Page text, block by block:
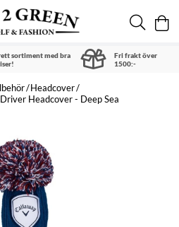
sortiment med bra
Fri frakt över
1500:-
Headcover
Headcover - Deep Sea